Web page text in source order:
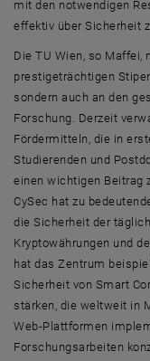
mit den notwendigen
effektiv über Sicherheit
Die TU Wien, so Maffei,
prestigeträchtigen
sondern auch an den
Forschung. Derzeit
Fördermitteln, die in
Studierenden und
einen wichtigen Beitrag
CySec hat zu
die Sicherheit der
Kryptowährungen und
hat das Zentrum
Sicherheit von Smart
stärken, die weltweit in
Web-Plattformen
Forschungsarbeiten